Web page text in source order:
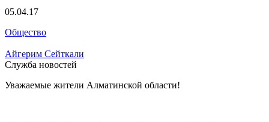
05.04.17
Общество
Айгерим Сейткали
Служба новостей
Уважаемые жители Алматинской области!